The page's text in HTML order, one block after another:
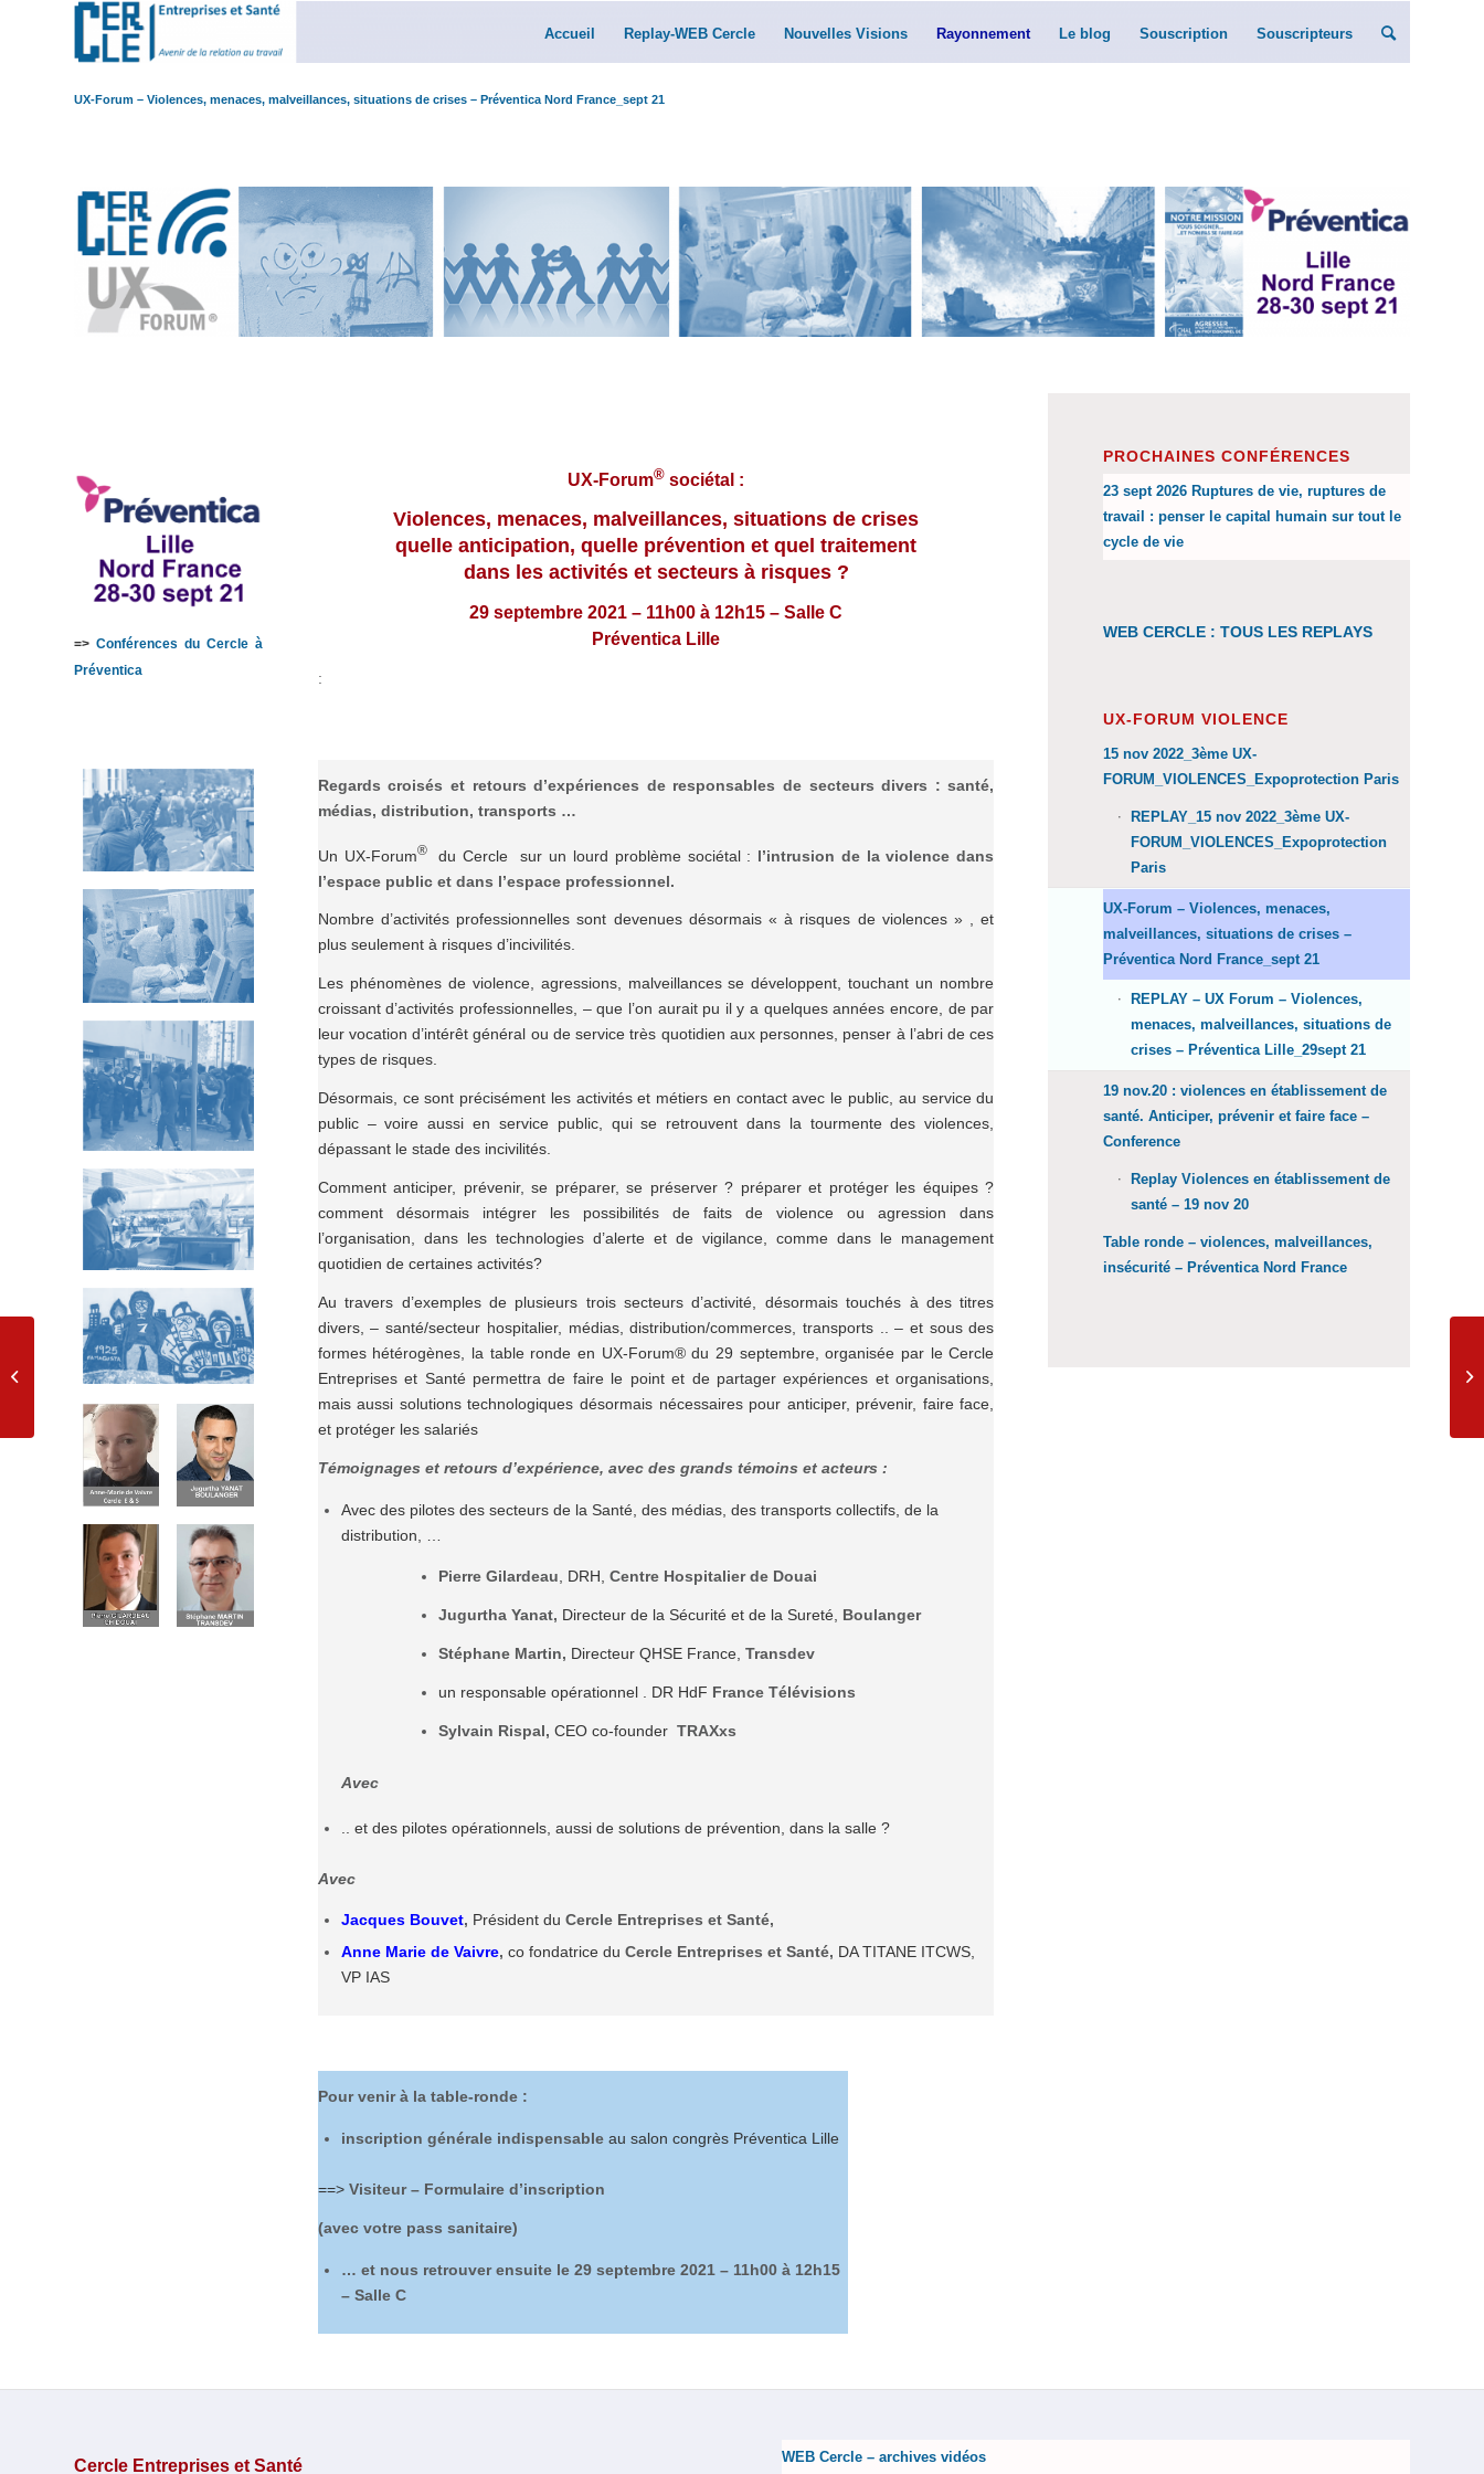
Accueil Replay-WEB Cercle Nouvelles Visions Rayonnement Le blog Souscription Souscripteurs
UX-Forum – Violences, menaces, malveillances, situations de crises – Préventica Nord France_sept 21
=> Conférences du Cercle à
Préventica
UX-Forum® sociétal :
Violences, menaces, malveillances, situations de crises
quelle anticipation, quelle prévention et quel traitement
dans les activités et secteurs à risques ?
29 septembre 2021 – 11h00 à 12h15 – Salle C
Préventica Lille
:
Regards croisés et retours d’expériences de responsables de secteurs divers : santé,
médias, distribution, transports …
Un UX-Forum® du Cercle sur un lourd problème sociétal : l’intrusion de la violence dans
l’espace public et dans l’espace professionnel.
Nombre d’activités professionnelles sont devenues désormais « à risques de violences » , et
plus seulement à risques d’incivilités.
Les phénomènes de violence, agressions, malveillances se développent, touchant un nombre
croissant d’activités professionnelles, – que l’on aurait pu il y a quelques années encore, de par
leur vocation d’intérêt général ou de service très quotidien aux personnes, penser à l’abri de ces
types de risques.
Désormais, ce sont précisément les activités et métiers en contact avec le public, au service du
public – voire aussi en service public, qui se retrouvent dans la tourmente des violences,
dépassant le stade des incivilités.
Comment anticiper, prévenir, se préparer, se préserver ? préparer et protéger les équipes ?
comment désormais intégrer les possibilités de faits de violence ou agression dans
l’organisation, dans les technologies d’alerte et de vigilance, comme dans le management
quotidien de certaines activités?
Au travers d’exemples de plusieurs trois secteurs d’activité, désormais touchés à des titres
divers, – santé/secteur hospitalier, médias, distribution/commerces, transports .. – et sous des
formes hétérogènes, la table ronde en UX-Forum® du 29 septembre, organisée par le Cercle
Entreprises et Santé permettra de faire le point et de partager expériences et organisations,
mais aussi solutions technologiques désormais nécessaires pour anticiper, prévenir, faire face,
et protéger les salariés
Témoignages et retours d’expérience, avec des grands témoins et acteurs :
Avec des pilotes des secteurs de la Santé, des médias, des transports collectifs, de la
distribution, …
Pierre Gilardeau , DRH, Centre Hospitalier de Douai
Jugurtha Yanat, Directeur de la Sécurité et de la Sureté, Boulanger
Stéphane Martin, Directeur QHSE France, Transdev
un responsable opérationnel . DR HdF France Télévisions
Sylvain Rispal, CEO co-founder TRAXxs
Avec
.. et des pilotes opérationnels, aussi de solutions de prévention, dans la salle ?
Avec
Jacques Bouvet, Président du Cercle Entreprises et Santé,
Anne Marie de Vaivre, co fondatrice du Cercle Entreprises et Santé, DA TITANE ITCWS,
VP IAS
Pour venir à la table-ronde :
inscription générale indispensableau salon congrès Préventica Lille
==> Visiteur – Formulaire d’inscription
(avec votre pass sanitaire)
… et nous retrouver ensuite le 29 septembre 2021 – 11h00 à 12h15
– Salle C
PROCHAINES CONFÉRENCES
23 sept 2026 Ruptures de vie, ruptures de
travail : penser le capital humain sur tout le
cycle de vie
WEB CERCLE : TOUS LES REPLAYS
UX-FORUM VIOLENCE
15 nov 2022_3ème UX-
FORUM_VIOLENCES_Expoprotection Paris
REPLAY_15 nov 2022_3ème UX-
FORUM_VIOLENCES_Expoprotection
Paris
UX-Forum – Violences, menaces,
malveillances, situations de crises –
Préventica Nord France_sept 21
REPLAY – UX Forum – Violences,
menaces, malveillances, situations de
crises – Préventica Lille_29sept 21
19 nov.20 : violences en établissement de
santé. Anticiper, prévenir et faire face –
Conference
Replay Violences en établissement de
santé – 19 nov 20
Table ronde – violences, malveillances,
insécurité – Préventica Nord France
Cercle Entreprises et Santé WEB Cercle – archives vidéos
CARE à 360°